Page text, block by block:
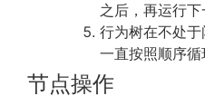
之后，再运行下
行为树在不处
一直按照顺序循
节点操作